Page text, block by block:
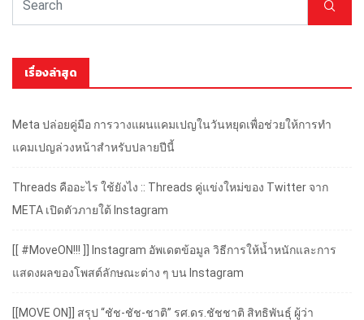
เรื่องล่าสุด
Meta ปล่อยคู่มือ การวางแผนแคมเปญในวันหยุดเพื่อช่วยให้การทำ
แคมเปญล่วงหน้าสำหรับปลายปีนี้
Threads คืออะไร ใช้ยังไง :: Threads คู่แข่งใหม่ของ Twitter จาก
META เปิดตัวภายใต้ Instagram
[[ #MoveON!!! ]] Instagram อัพเดตข้อมูล วิธีการให้น้ำหนักและการ
แสดงผลของโพสต์ลักษณะต่าง ๆ บน Instagram
[[MOVE ON]] สรุป “ชัช-ชัช-ชาติ” รศ.ดร.ชัชชาติ สิทธิพันธุ์ ผู้ว่า